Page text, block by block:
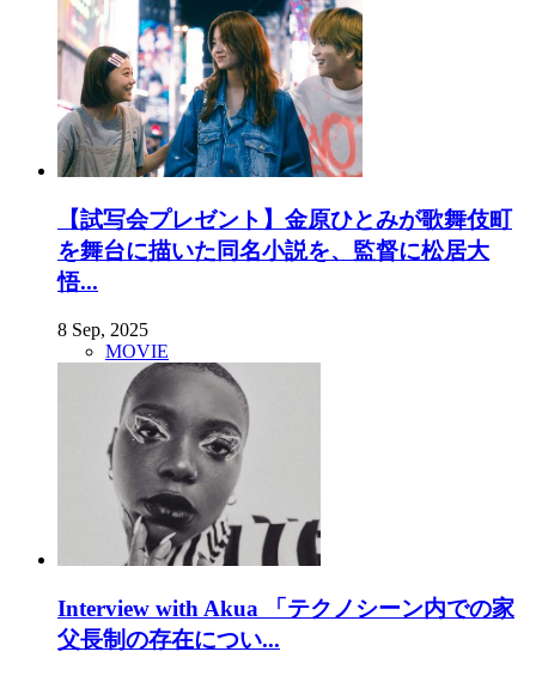
【試写会プレゼント】金原ひとみが歌舞伎町
を舞台に描いた同名小説を、監督に松居大
悟...
8 Sep, 2025
MOVIE
Interview with Akua 「テクノシーン内での家
父長制の存在につい...